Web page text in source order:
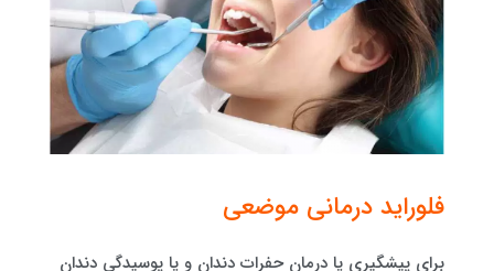
فلوراید درمانی موضعی
برای پیشگیری یا درمان حفرات دندان و یا پوسیدگی دندان